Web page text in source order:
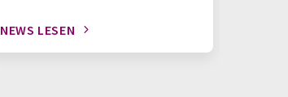
NEWS LESEN